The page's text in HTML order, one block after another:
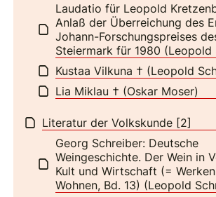
Laudatio für Leopold
Anlaß der Überreichung des
Johann-Forschungspreises
Steiermark für 1980 (Leopold
Kustaa Vilkuna † (Leopold
Lia Miklau † (Oskar Moser)
Literatur der Volkskunde [2]
Georg Schreiber: Deutsche
Weingeschichte. Der Wein in
Kult und Wirtschaft (=
Wohnen, Bd. 13) (Leopold